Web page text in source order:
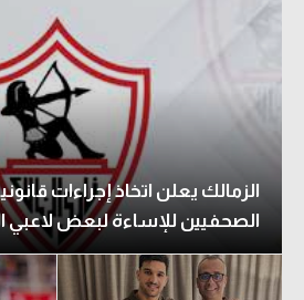
الزمالك يعلن اتخاذ إجراءات
الصحفيين للإساءة لبعض لاعبي